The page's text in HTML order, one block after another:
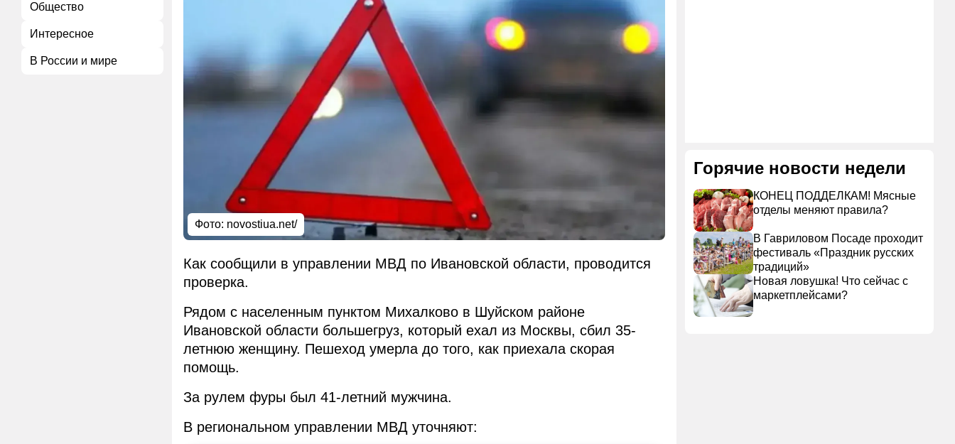
Общество
Интересное
В России и мире
Фото: novostiua.net/
Как сообщили в управлении МВД по Ивановской области, проводится
проверка.
Рядом с населенным пунктом Михалково в Шуйском районе
Ивановской области большегруз, который ехал из Москвы, сбил 35-
летнюю женщину. Пешеход умерла до того, как приехала скорая
помощь.
За рулем фуры был 41-летний мужчина.
В региональном управлении МВД уточняют:
Горячие новости недели
КОНЕЦ ПОДДЕЛКАМ! Мясные
отделы меняют правила?
В Гавриловом Посаде проходит
фестиваль «Праздник русских
традиций»
Новая ловушка! Что сейчас с
маркетплейсами?